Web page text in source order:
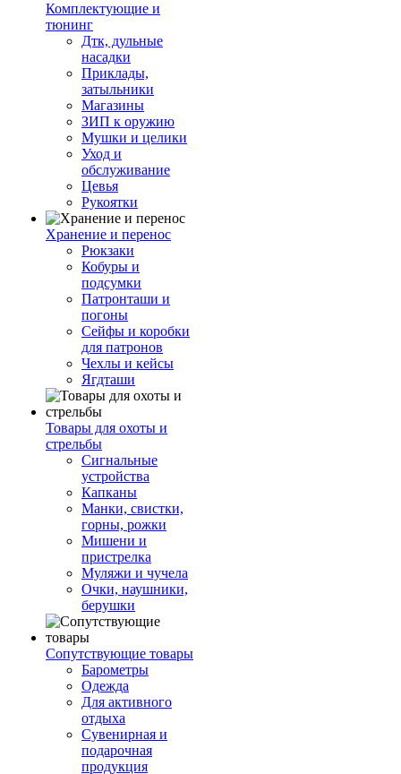
Комплектующие и
тюнинг
Дтк, дульные
насадки
Приклады,
затыльники
Магазины
ЗИП к оружию
Мушки и целики
Уход и
обслуживание
Цевья
Рукоятки
Хранение и перенос
Рюкзаки
Кобуры и
подсумки
Патронташи и
погоны
Сейфы и коробки
для патронов
Чехлы и кейсы
Ягдташи
Товары для охоты и
стрельбы
Сигнальные
устройства
Капканы
Манки, свистки,
горны, рожки
Мишени и
пристрелка
Муляжи и чучела
Очки, наушники,
берушки
Сопутствующие товары
Барометры
Одежда
Для активного
отдыха
Сувенирная и
подарочная
продукция